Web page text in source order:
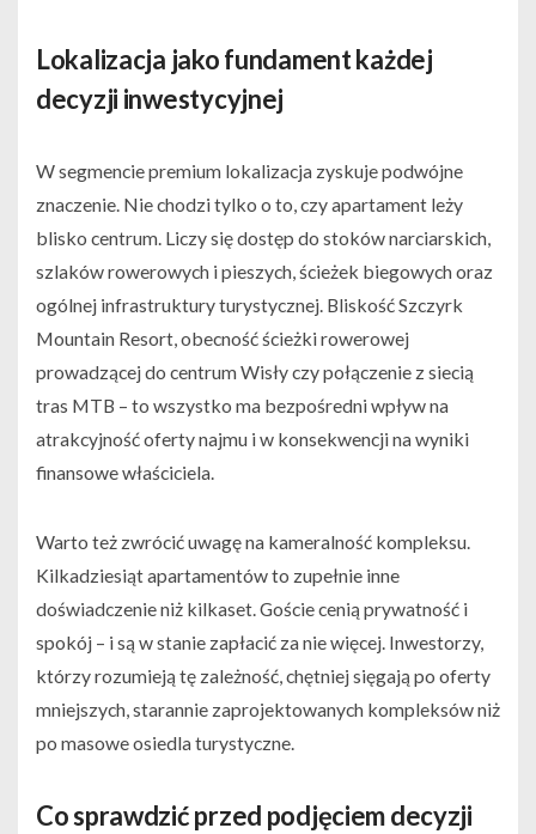
Lokalizacja jako fundament każdej
decyzji inwestycyjnej
W segmencie premium lokalizacja zyskuje podwójne
znaczenie. Nie chodzi tylko o to, czy apartament leży
blisko centrum. Liczy się dostęp do stoków narciarskich,
szlaków rowerowych i pieszych, ścieżek biegowych oraz
ogólnej infrastruktury turystycznej. Bliskość Szczyrk
Mountain Resort, obecność ścieżki rowerowej
prowadzącej do centrum Wisły czy połączenie z siecią
tras MTB – to wszystko ma bezpośredni wpływ na
atrakcyjność oferty najmu i w konsekwencji na wyniki
finansowe właściciela.
Warto też zwrócić uwagę na kameralność kompleksu.
Kilkadziesiąt apartamentów to zupełnie inne
doświadczenie niż kilkaset. Goście cenią prywatność i
spokój – i są w stanie zapłacić za nie więcej. Inwestorzy,
którzy rozumieją tę zależność, chętniej sięgają po oferty
mniejszych, starannie zaprojektowanych kompleksów niż
po masowe osiedla turystyczne.
Co sprawdzić przed podjęciem decyzji